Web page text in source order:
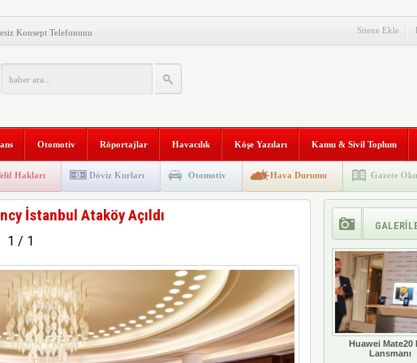
Konsept Telefonunu
HONOR Magic V6’yı
Şirketi Araştırması”
2. Defa Büyüyor
Geçti
“Aranan Mezun”
ve Kadim Eşikler” Karma
Sitene Ekle
Otomotiv Röportajlar Havacılık Köşe Yazıları Kamu & Sivil Toplum
Hakları Döviz Kurları Otomotiv Hava Durumu Gazete
İstanbul Ataköy Açıldı
1 / 1
Huawei Mate20
Lansmanı